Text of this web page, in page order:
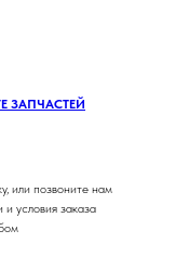
ЗАПЧАСТЕЙ
или позвоните нам
условия заказа